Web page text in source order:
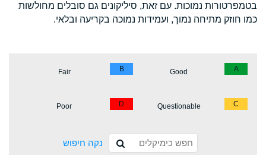
בטמפרטורות נמוכות. עם זאת, סיליקונים גם סובלים מחולשות
כמו חוזק מתיחה נמוך, ועמידות נמוכה בקריעה ובלאי.
A
Good
B
Fair
C
Questionable
D
Poor
נקה חיפוש